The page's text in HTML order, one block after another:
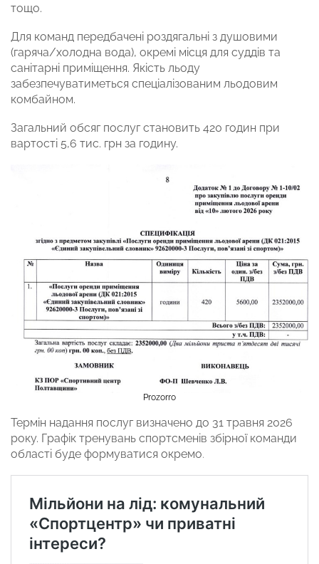
тощо.
Для команд передбачені роздягальні з душовими
(гаряча/холодна вода), окремі місця для суддів та
санітарні приміщення. Якість льоду
забезпечуватиметься спеціалізованим льодовим
комбайном.
Загальний обсяг послуг становить 420 годин при
вартості 5,6 тис. грн за годину.
Prozorro
Термін надання послуг визначено до 31 травня 2026
року. Графік тренувань спортсменів збірної команди
області буде формуватися окремо.